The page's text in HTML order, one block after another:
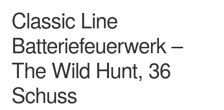
Classic Line
Batteriefeuerwerk –
The Wild Hunt, 36
Schuss